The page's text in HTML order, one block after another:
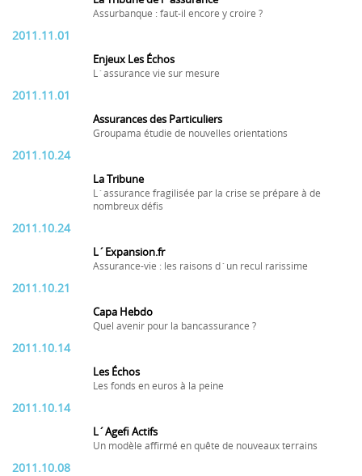
Assurbanque : faut-il encore y croire ?
2011.11.01
Enjeux Les Échos
L´assurance vie sur mesure
2011.11.01
Assurances des Particuliers
Groupama étudie de nouvelles orientations
2011.10.24
La Tribune
L´assurance fragilisée par la crise se prépare à de
nombreux défis
2011.10.24
L´Expansion.fr
Assurance-vie : les raisons d´un recul rarissime
2011.10.21
Capa Hebdo
Quel avenir pour la bancassurance ?
2011.10.14
Les Échos
Les fonds en euros à la peine
2011.10.14
L´Agefi Actifs
Un modèle affirmé en quête de nouveaux terrains
2011.10.08